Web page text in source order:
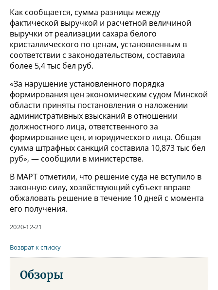
Как сообщается, сумма разницы между
фактической выручкой и расчетной величиной
выручки от реализации сахара белого
кристаллического по ценам, установленным в
соответствии с законодательством, составила
более 5,4 тыс бел руб.
«За нарушение установленного порядка
формирования цен экономическим судом Минской
области приняты постановления о наложении
административных взысканий в отношении
должностного лица, ответственного за
формирование цен, и юридического лица. Общая
сумма штрафных санкций составила 10,873 тыс бел
руб», — сообщили в министерстве.
В МАРТ отметили, что решение суда не вступило в
законную силу, хозяйствующий субъект вправе
обжаловать решение в течение 10 дней с момента
его получения.
2020-12-21
Возврат к списку
Обзоры